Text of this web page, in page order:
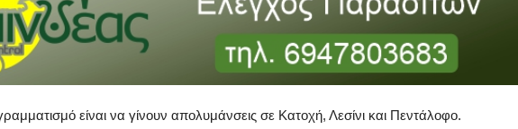
είναι να γίνουν απολυμάνσεις σε Κατοχή, Λεσίνι και Πεντάλοφο.